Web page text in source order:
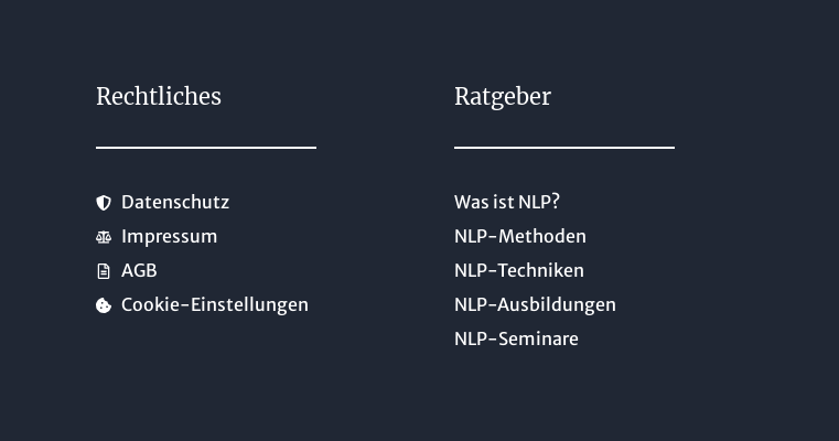
Rechtliches
Datenschutz
Impressum
AGB
Cookie-Einstellungen
Ratgeber
Was ist NLP?
NLP-Methoden
NLP-Techniken
NLP-Ausbildungen
NLP-Seminare